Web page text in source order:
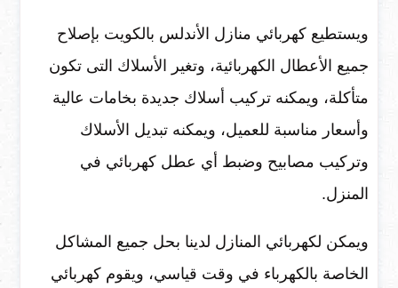
ويستطيع كهربائي منازل الأندلس بالكويت بإصلاح
جميع الأعطال الكهربائية، وتغير الأسلاك التى تكون
متأكلة، ويمكنه تركيب أسلاك جديدة بخامات عالية
وأسعار مناسبة للعميل، ويمكنه تبديل الأسلاك
وتركيب مصابيح وضبط أي عطل كهربائي في
المنزل.
ويمكن لكهربائي المنازل لدينا بحل جميع المشاكل
الخاصة بالكهرباء في وقت قياسي، ويقوم كهربائي